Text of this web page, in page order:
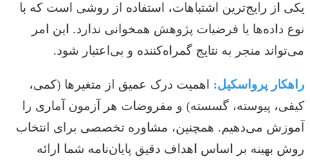
یکی از رایج‌ترین اشتباهات، استفاده از روشی است که با
نوع داده‌ها یا فرضیات پژوهش همخوانی ندارد. این امر
می‌تواند منجر به نتایج گمراه‌کننده و بی‌اعتبار شود.
راهکار پرواسکیل: اهمیت درک عمیق از متغیرها (کمی،
کیفی، پیوسته، گسسته) و مفروضات هر آزمون آماری را
آموزش می‌دهیم. همچنین، مشاوره تخصصی برای انتخاب
روش بهینه بر اساس اهداف دقیق پایان‌نامه شما ارائه